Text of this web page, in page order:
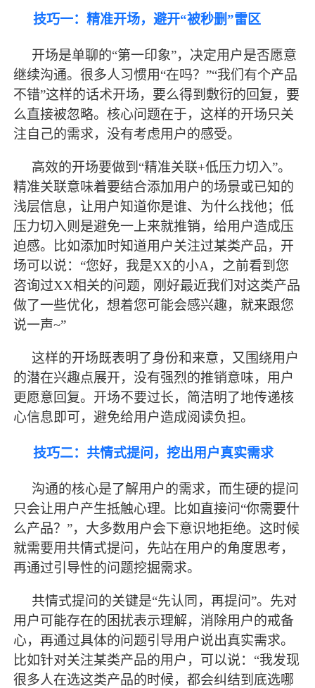
技巧一：精准开场，避开“被秒删”雷区
开场是单聊的“第一印象”，决定用户是否愿意
继续沟通。很多人习惯用“在吗？”“我们有个产品
不错”这样的话术开场，要么得到敷衍的回复，要
么直接被忽略。核心问题在于，这样的开场只关
注自己的需求，没有考虑用户的感受。
高效的开场要做到 “精准关联+低压力切入”。
精准关联意味着要结合添加用户的场景或已知的
浅层信息，让用户知道你是谁、为什么找他；低
压力切入则是避免一上来就推销，给用户造成压
迫感。比如添加时知道用户关注过某类产品，开
场可以说：“您好，我是XX的小A，之前看到您
咨询过XX相关的问题，刚好最近我们对这类产品
做了一些优化，想着您可能会感兴趣，就来跟您
说一声~”
这样的开场既表明了身份和来意，又围绕用户
的潜在兴趣点展开，没有强烈的推销意味，用户
更愿意回复。开场不要过长，简洁明了地传递核
心信息即可，避免给用户造成阅读负担。
技巧二：共情式提问，挖出用户真实需求
沟通的核心是了解用户的需求，而生硬的提问
只会让用户产生抵触心理。比如直接问“你需要什
么产品？”，大多数用户会下意识地拒绝。这时候
就需要用共情式提问，先站在用户的角度思考，
再通过引导性的问题挖掘需求。
共情式提问的关键是“先认同，再提问”。先对
用户可能存在的困扰表示理解，消除用户的戒备
心，再通过具体的问题引导用户说出真实需求。
比如针对关注某类产品的用户，可以说：“我发现
很多人在选这类产品的时候，都会纠结到底选哪